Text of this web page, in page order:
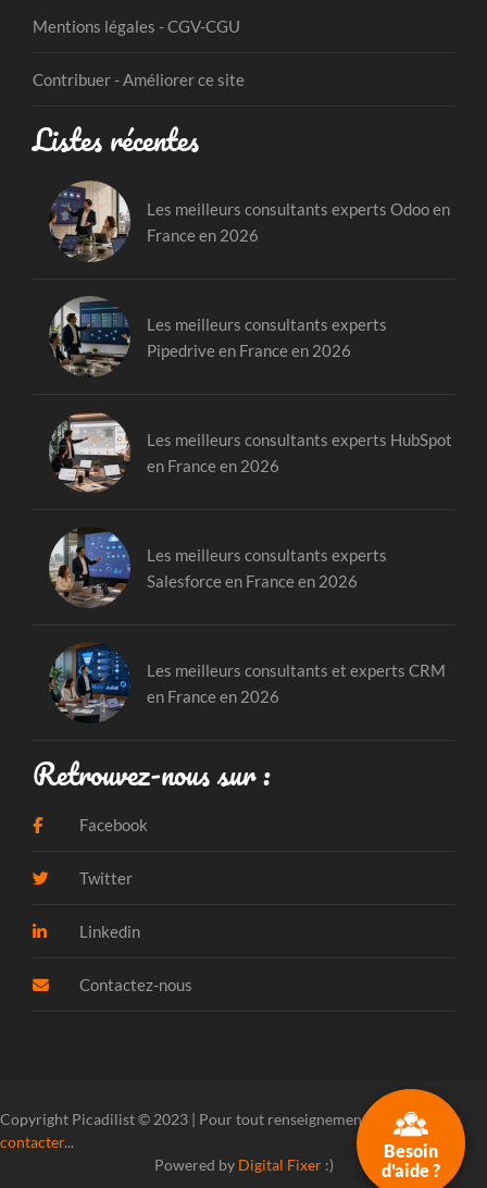
Mentions légales - CGV-CGU
Contribuer - Améliorer ce site
Listes récentes
Les meilleurs consultants experts Odoo en
France en 2026
Les meilleurs consultants experts
Pipedrive en France en 2026
Les meilleurs consultants experts HubSpot
en France en 2026
Les meilleurs consultants experts
Salesforce en France en 2026
Les meilleurs consultants et experts CRM
en France en 2026
Retrouvez-nous sur :
Facebook
Twitter
Linkedin
Contactez-nous
Besoin
d'aide ?
Copyright Picadilist © 2023 | Pour tout renseignement, veuillez
nous
contacter...
Powered by Digital Fixer:)